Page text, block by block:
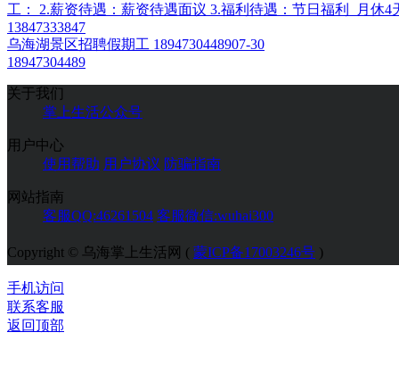
工： 2.薪资待遇：薪资待遇面议 3.福利待遇：节日福利 月休
13847333847
乌海湖景区招聘假期工 1894730448907-30
18947304489
关于我们
掌上生活公众号
用户中心
使用帮助 用户协议 防骗指南
网站指南
客服QQ:46261504 客服微信:wuhai300
Copyright © 乌海掌上生活网 ( 蒙ICP备17003246号 )
手机访问
联系客服
返回顶部